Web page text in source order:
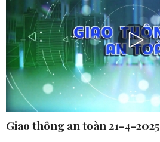
Giao thông an toàn 21-4-2025